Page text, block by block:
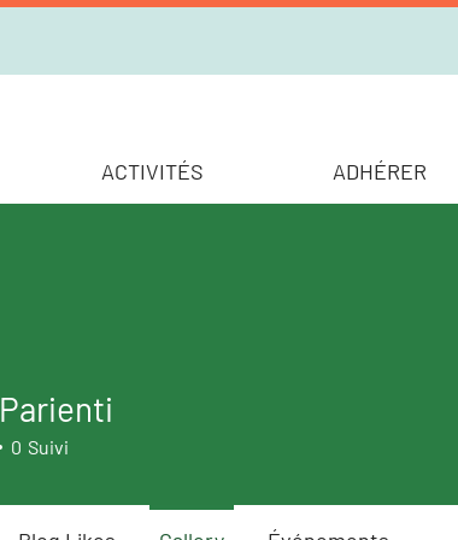
ACTIVITÉS ADHÉRER
0 Suivi